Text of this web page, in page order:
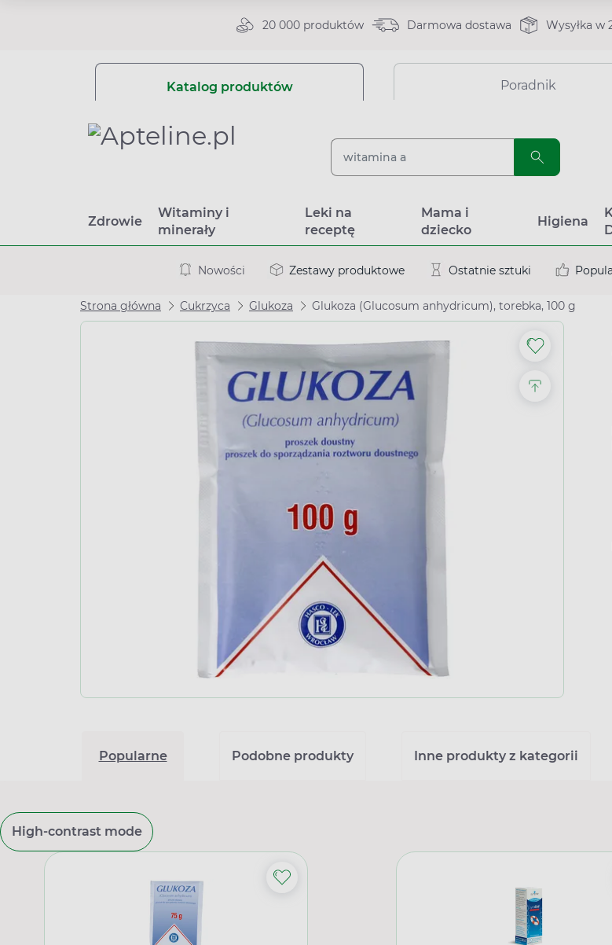
20 000 produktów Darmowa dostawa Wysyłka w
Katalog produktów Poradnik
Zdrowie
Witaminy i
minerały
Leki na
receptę
Mama i
dziecko
Higiena
Nowości Zestawy produktowe Ostatnie sztuki
Strona główna Cukrzyca Glukoza Glukoza (Glucosum anhydricum), torebka, 100 g
Popularne Podobne produkty Inne produkty z kategorii
High-contrast mode